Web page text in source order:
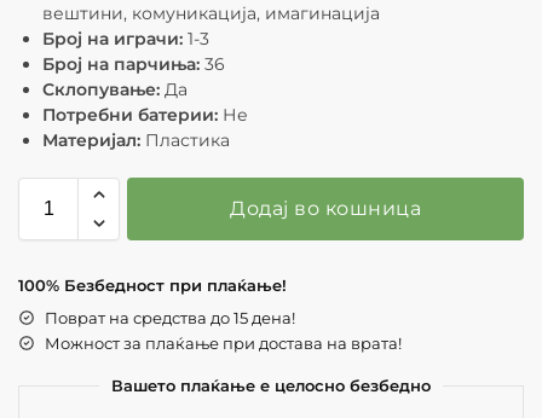
вештини, комуникација, имагинација
Број на играчи: 1-3
Број на парчиња: 36
Склопување: Да
Потребни батерии: Не
Материјал: Пластика
Додај во кошница
100% Безбедност при плаќање!
Поврат на средства до 15 дена!
Можност за плаќање при достава на врата!
Вашето плаќање е целосно безбедно